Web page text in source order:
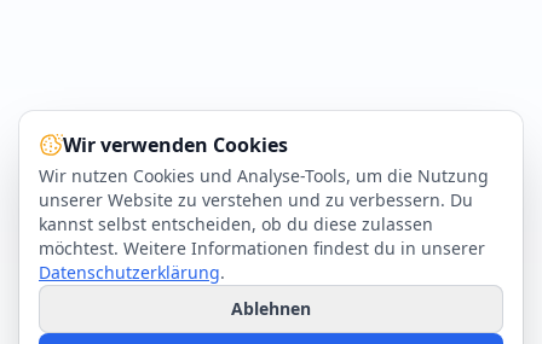
Wir verwenden Cookies
Wir nutzen Cookies und Analyse-Tools, um die Nutzung
unserer Website zu verstehen und zu verbessern. Du
kannst selbst entscheiden, ob du diese zulassen
möchtest. Weitere Informationen findest du in unserer
Datenschutzerklärung.
Ablehnen